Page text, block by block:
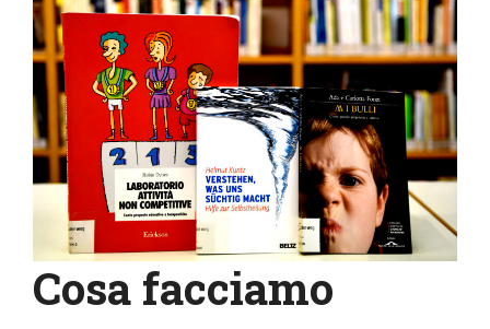
Cosa facciamo